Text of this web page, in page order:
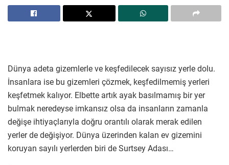
Dünya adeta gizemlerle ve keşfedilecek sayısız yerle dolu.
İnsanlara ise bu gizemleri çözmek, keşfedilmemiş yerleri
keşfetmek kalıyor. Elbette artık ayak basılmamış bir yer
bulmak neredeyse imkansız olsa da insanların zamanla
değişe ihtiyaçlarıyla doğru orantılı olarak merak edilen
yerler de değişiyor. Dünya üzerinden kalan ev gizemini
koruyan sayılı yerlerden biri de Surtsey Adası…